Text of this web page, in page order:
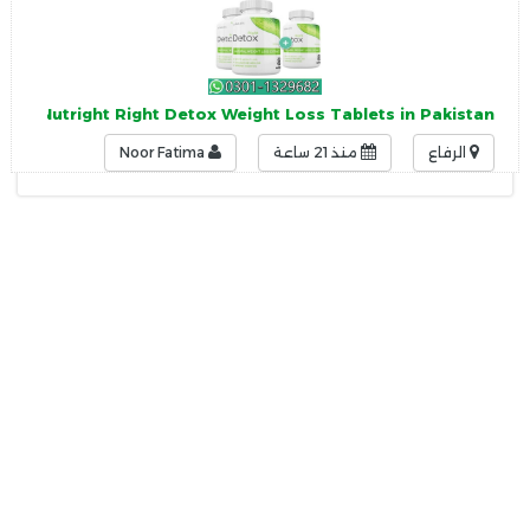
Right Detox Weight Loss Tablets in Pakistan
الرفاع منذ 21 ساعة